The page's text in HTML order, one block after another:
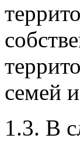
семей
1.3. В